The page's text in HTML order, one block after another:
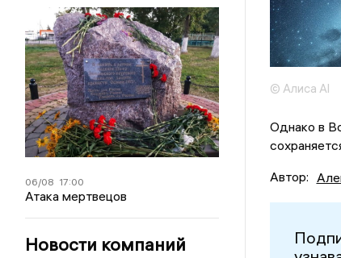
06/08 17:00
Атака мертвецов
Новости компаний
© Алиса Al
Однако в
Автор: